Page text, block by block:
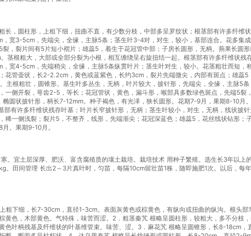
长，圆柱形，上租下细，扭曲不直，有少数分枝，中部多呈罗纹状；根茎部有许多纤维
，宽3-5cm，先端尖，全缘，主脉5条；茎生叶3-4对，对生，较小，基部连合。花多集
，裂片间有5片短小褶片；雄蕊5，着生于花冠管中部；子房长圆形，无柄。蒴果长圆
茎根粗大，大部或全部分裂为小根，相互缠绕呈右旋扭结一起。根茎部有许多纤维状
宽4-5cm，先端稍尖，全缘，主脉5条纵贯叶片；茎生叶对生，较小。花茎粗壮而短
花管壶状，长2-2.2cm，黄色或蓝紫色，长约3cm，裂片先端微尖，内部有斑点；雄
主根粗壮，圆锥形。基生叶多丛生，无柄，叶片较大，披针形，先端尖，全缘，主脉5
一侧开裂，萼齿2-5，等长；花冠管状，黄色，漏斗形，喉部具多数绿色斑点，先端5
圆状披针形，柄长7-12mm。种子褐色，有光泽，狭长圆形。花期7-9月，果期8-10
部有许多纤维状残存叶基；叶片长窄披针形，无柄；茎生叶较小，对生，无柄，线状披
稀一侧浅裂；裂片5，不整齐，线形，先端渐尖；花冠深蓝色；雄蕊5，花丝线状钻形
。果期9-10月。
。宜土层深厚、肥沃、富含腐殖质的壤土栽培。栽培技术 用种子繁殖。选生长3年以
。田间管理 长出2～3片真叶时，匀苗，每隔10cm留壮苗1株，随即施肥1次。以后，每
粗下细，长7-30cm，直径1-3cm。表面灰黄色或棕黄色，有纵向或扭曲的纵沟。根头
黄色，木部黄色。气特殊，味苦而涩。2．粗茎秦艽 根略呈圆柱形，较粗大，多不分
色叶柄残基及纤维状的叶基维管束。味苦、涩。3．麻花艽 根略呈圆锥形，长8-18cm